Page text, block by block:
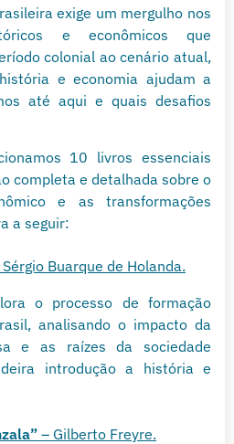
exige um mergulho nos
e econômicos que
colonial ao cenário atual,
e economia ajudam a
até aqui e quais desafios
10 livros essenciais
completa e detalhada sobre o
e as transformações
a seguir:
Buarque de Holanda.
o processo de formação
analisando o impacto da
e as raízes da sociedade
introdução a história e
– Gilberto Freyre.